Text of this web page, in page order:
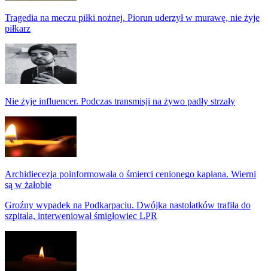
Tragedia na meczu piłki nożnej. Piorun uderzył w murawę, nie żyje
piłkarz
Nie żyje influencer. Podczas transmisji na żywo padły strzały
Archidiecezja poinformowała o śmierci cenionego kapłana. Wierni
są w żałobie
Groźny wypadek na Podkarpaciu. Dwójka nastolatków trafiła do
szpitala, interweniował śmigłowiec LPR